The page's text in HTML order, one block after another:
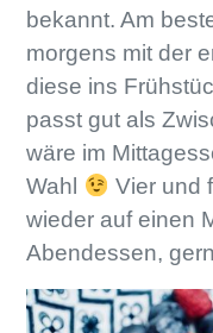
bekannt. Am
morgens mit der
diese ins
passt gut als
wäre im
Wahl
Vier und
wieder auf einen
Abendessen,